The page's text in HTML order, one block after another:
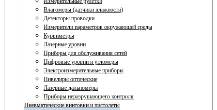
Влагомеры (датчики влажности)
Детекторы проводки
Измерители параметров окружающей среды
Курвиметры
Лазерные уровни
Приборы для обслуживания сетей
Цифровые уровни и угломеры
Электроизмерительные приборы
Нивелиры оптические
Лазерные дальномеры
Приборы неразрушающего контроля
Пневматические винтовки и пистолеты